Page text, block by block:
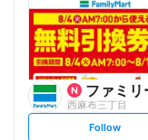
o
w
ファミリーマ
西麻布三丁目
s
Follow